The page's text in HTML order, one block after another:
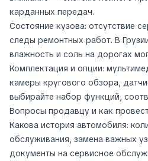
карданных передач.
Состояние кузова: отсутствие
следы ремонтных работ. В
влажность и соль на дорогах
Комплектация и опции:
камеры кругового обзора,
выбирайте набор функций,
Вопросы продавцу и как
Какова история автомобиля:
обслуживания, замена важных
документы на сервисное